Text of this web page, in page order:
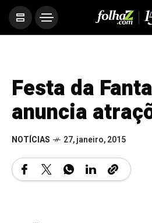
Festa da
anuncia
NOTÍCIAS 27, janeiro, 2015